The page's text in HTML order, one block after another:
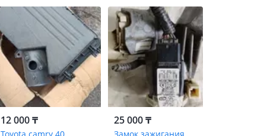
12 000 ₸ 25 000 ₸